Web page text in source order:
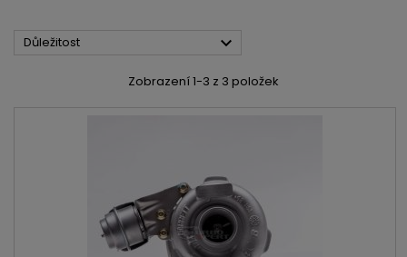
Důležitost 
Zobrazení 1-3 z 3 položek